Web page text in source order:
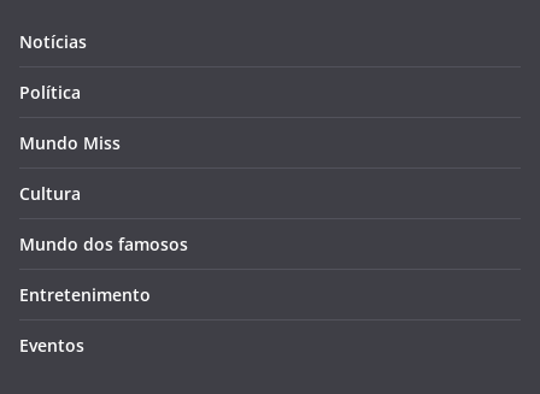
Notícias
Política
Mundo Miss
Cultura
Mundo dos famosos
Entretenimento
Eventos